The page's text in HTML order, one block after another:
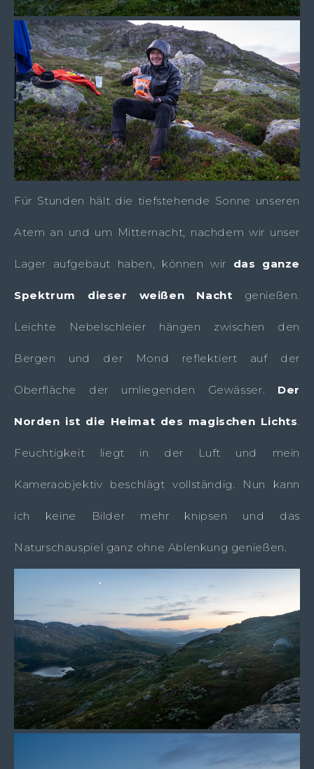
Für Stunden hält die tiefstehende Sonne unseren
Atem an und um Mitternacht, nachdem wir unser
Lager aufgebaut haben, können wir das ganze
Spektrum dieser weißen Nacht genießen.
Leichte Nebelschleier hängen zwischen den
Bergen und der Mond reflektiert auf der
Oberfläche der umliegenden Gewässer. Der
Norden ist die Heimat des magischen Lichts.
Feuchtigkeit liegt in der Luft und mein
Kameraobjektiv beschlägt vollständig. Nun kann
ich keine Bilder mehr knipsen und das
Naturschauspiel ganz ohne Ablenkung genießen.